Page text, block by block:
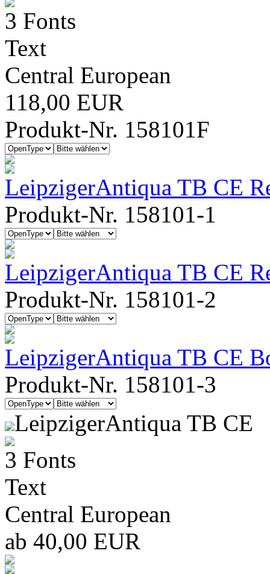
3 Fonts
Text
Central European
118,00 EUR
Produkt-Nr. 158101F
LeipzigerAntiqua TB CE
Produkt-Nr. 158101-1
LeipzigerAntiqua TB CE
Produkt-Nr. 158101-2
LeipzigerAntiqua TB CE
Produkt-Nr. 158101-3
LeipzigerAntiqua TB CE
3 Fonts
Text
Central European
ab 40,00 EUR